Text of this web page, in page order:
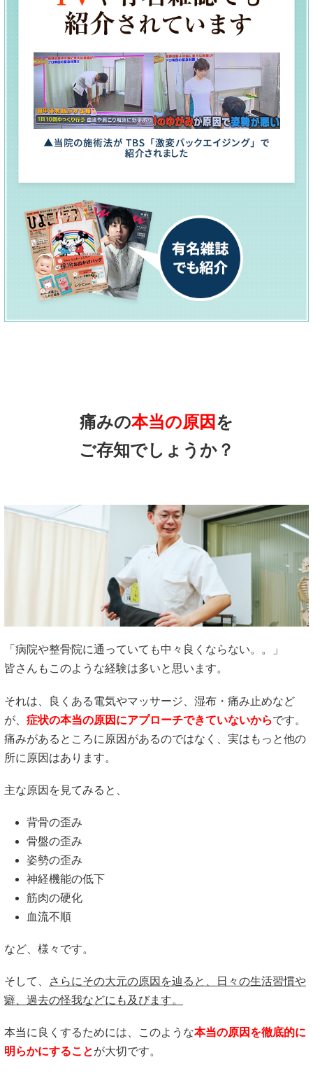
痛みの本当の原因 を
ご存知でしょうか？
「病院や整骨院に通っていても中々良くならない。。」
皆さんもこのような経験は多いと思います。
それは、良くある電気やマッサージ、湿布・痛み止めなど
が、 症状の本当の原因にアプローチできていないからです。
痛みがあるところに原因があるのではなく、実はもっと他の
所に原因はあります。
主な原因を見てみると、
背骨の歪み
骨盤の歪み
姿勢の歪み
神経機能の低下
筋肉の硬化
血流不順
など、様々です。
そして、
さらにその大元の原因を辿ると、日々の生活習慣や
癖、過去の怪我などにも及びます。
本当に良くするためには、このような本当の原因を徹底的に
明らかにすることが大切です。